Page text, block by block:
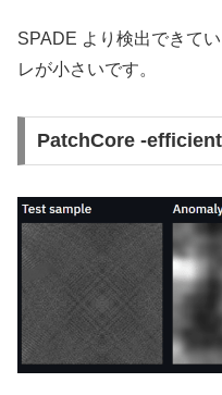
SPADE より検出できて
レが小さいです。
PatchCore -